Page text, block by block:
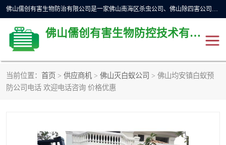
佛山儒创有害生物防治有限公司是一家佛山南海区杀虫公司、佛山除四害公司、佛山灭白蚁公司、佛山白蚁防治公司，让您远离虫害困扰。要问佛山白蚁防治哪家好？佛山儒创有害生物防治有限公司全佛山、广州，正规公司，上门勘查，可靠，售后有保障。
佛山儒创有害生物防控技术有限公司
当前位置： 首页 > 供应商机 > 佛山灭白蚁公司 > 佛山均安镇白蚁预
防公司电话 欢迎电话咨询 价格优惠
除四害公司
佛山灭白蚁公司 佛山杀虫公司